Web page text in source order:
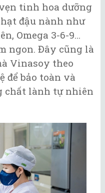
tinh hoa dưỡng
đậu nành như
Omega 3-6-9…
ngon. Đây cũng là
Vinasoy theo
để bảo toàn và
chất lành tự nhiên